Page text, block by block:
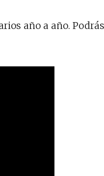
año a año. Podrás